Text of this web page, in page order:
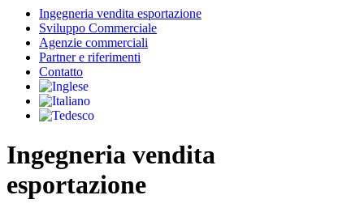
Ingegneria vendita esportazione
Sviluppo Commerciale
Agenzie commerciali
Partner e riferimenti
Contatto
Ingegneria vendita
esportazione